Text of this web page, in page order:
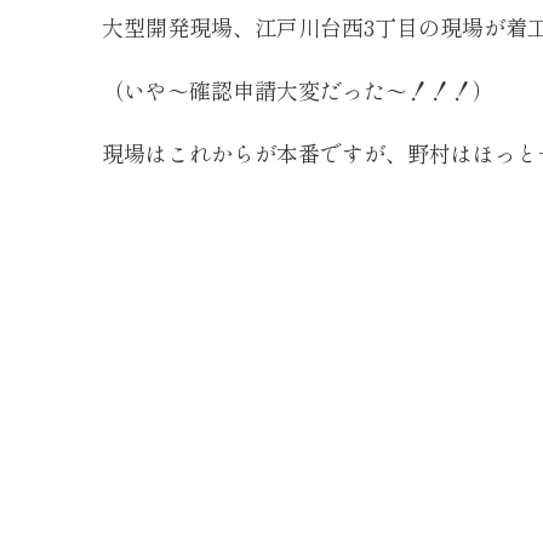
大型開発現場、江戸川台西3丁目の現場が着
（いや～確認申請大変だった～！！！）
現場はこれからが本番ですが、野村はほっと